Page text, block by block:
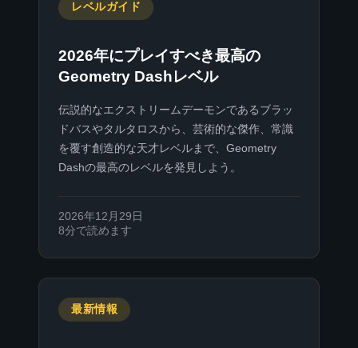
レベルガイド
2026年にプレイすべき最高の
Geometry Dashレベル
伝説的なエクストリームデーモンであるブラッ
ドバスやタルタロスから、芸術的な傑作、常識
を覆す創造的な天才レベルまで、Geometry
Dashの最高のレベルを発見しよう。
2026年12月29日
8分で読めます
最新情報